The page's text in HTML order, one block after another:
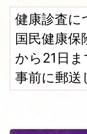
健康診査に
国民健康保
から21日ま
事前に郵送